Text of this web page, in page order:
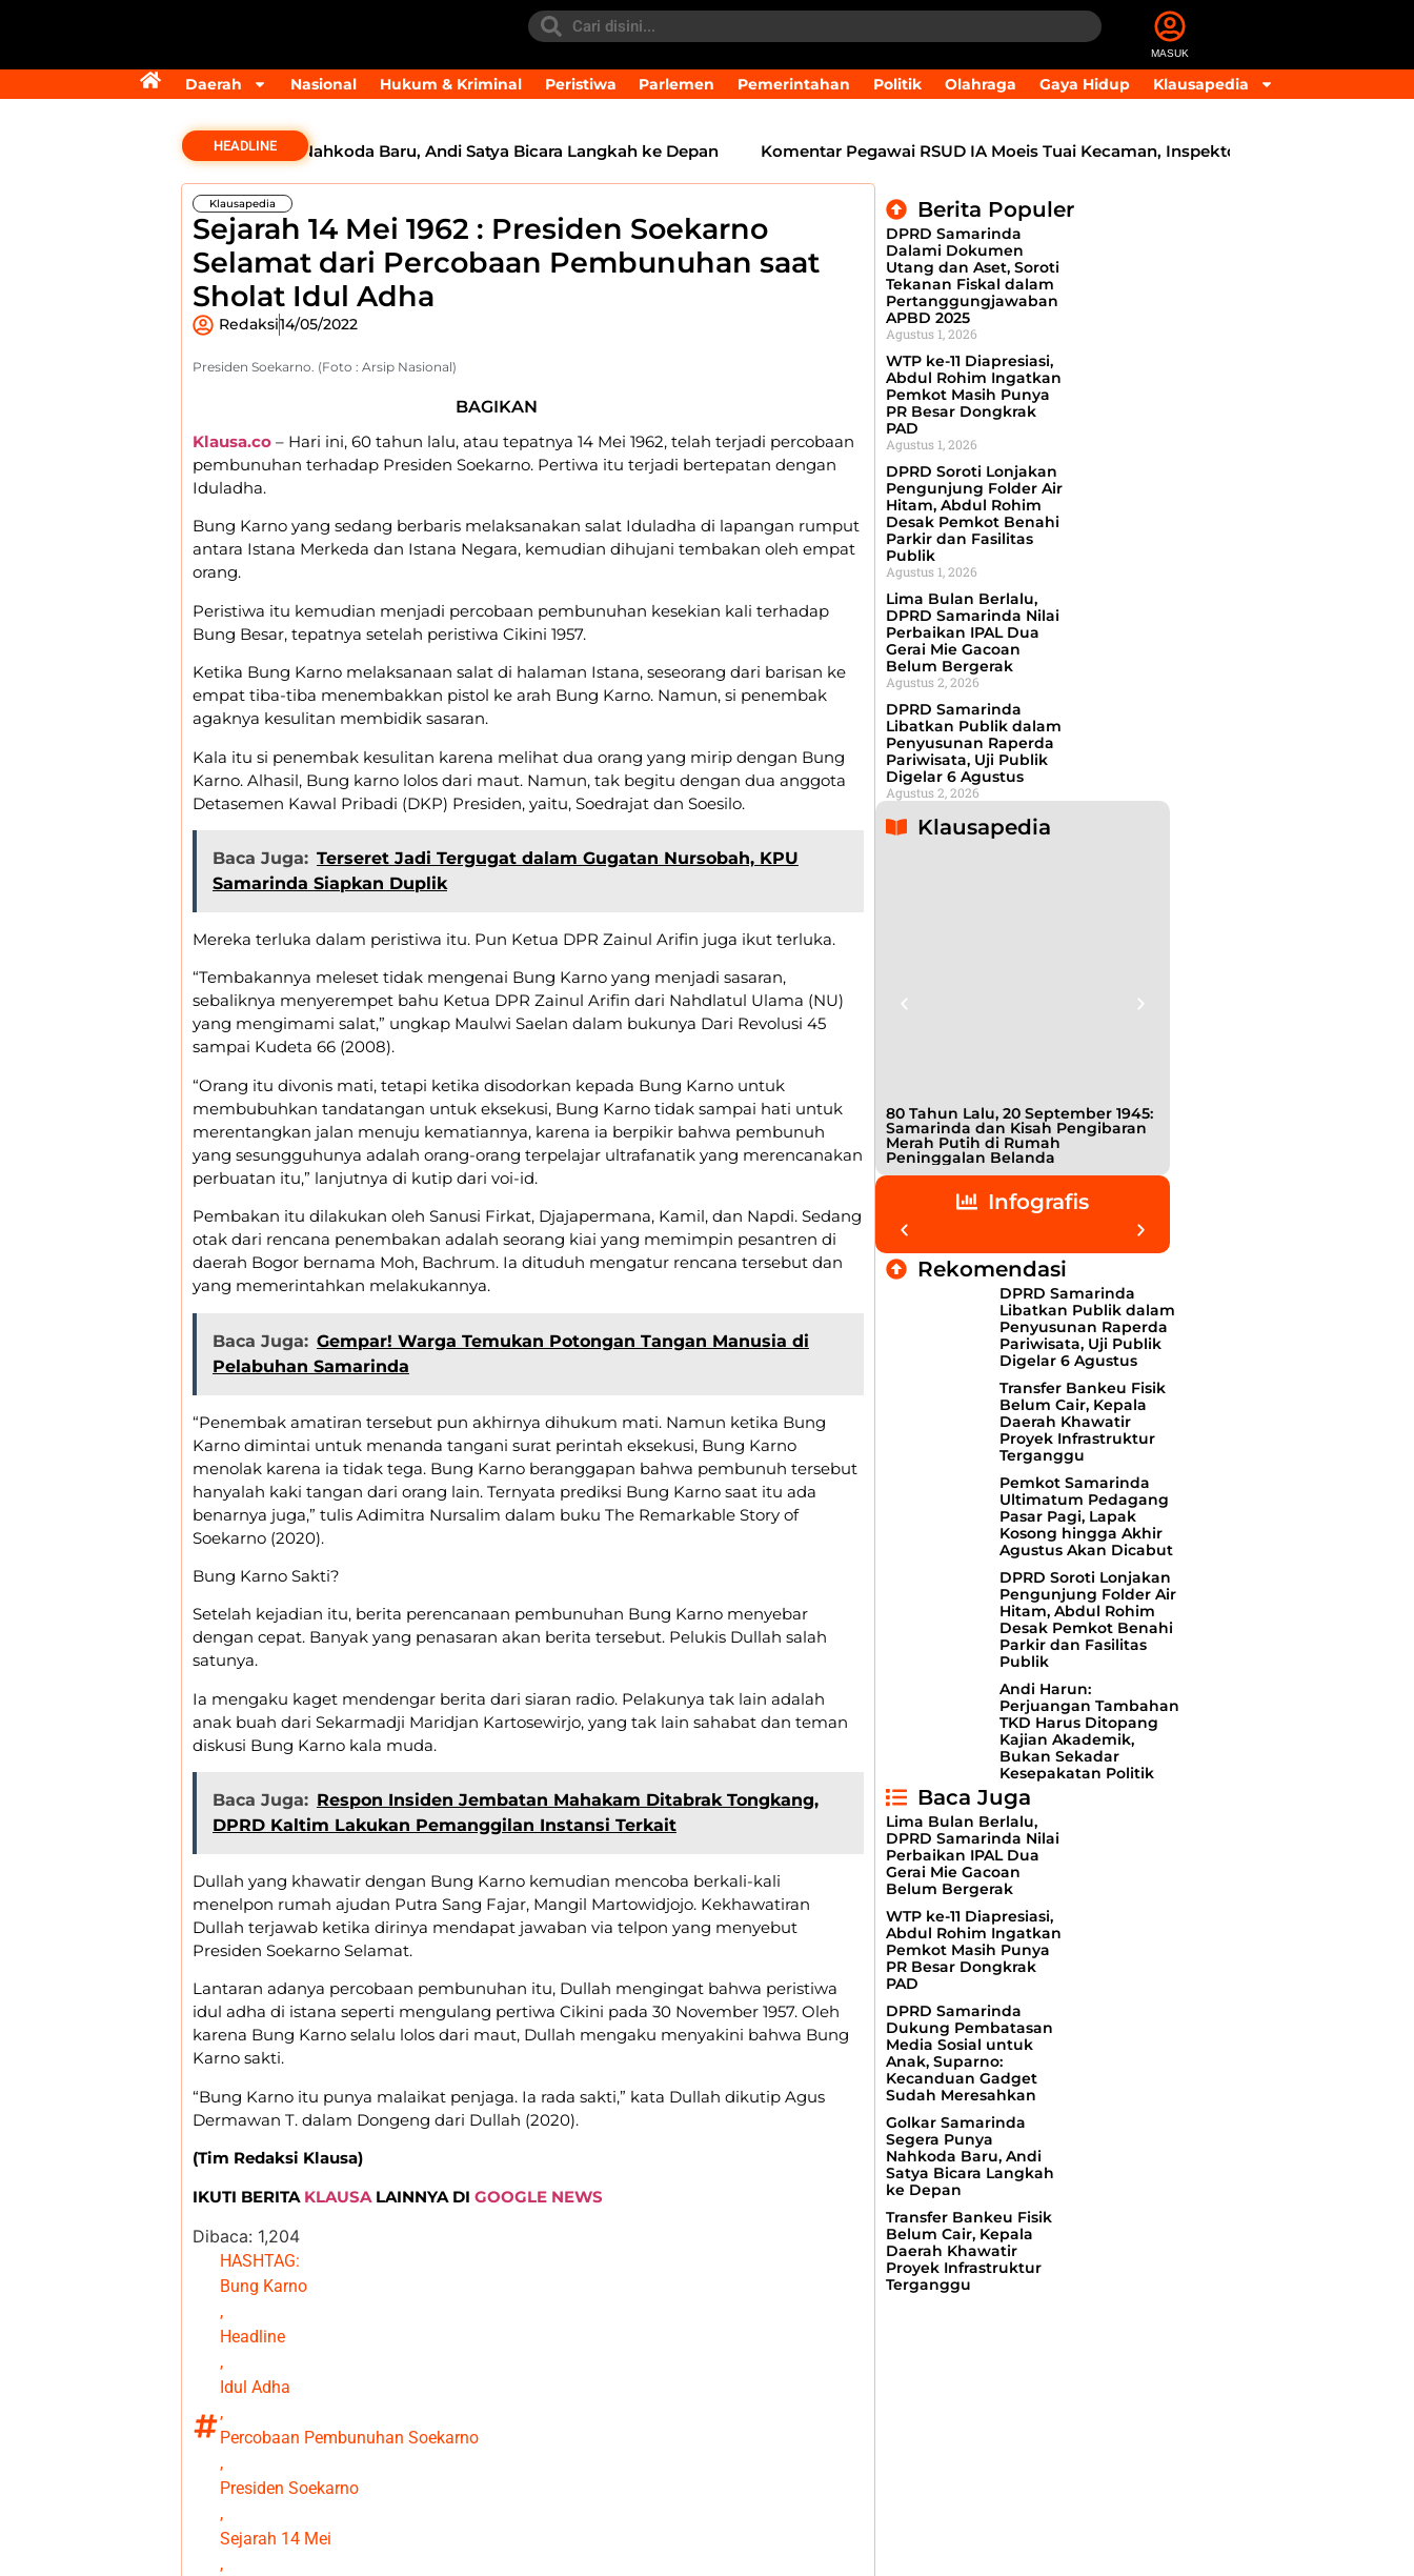
MASUK
Daerah Nasional Hukum & Kriminal Peristiwa Parlemen Pemerintahan Politik Olahraga Gaya Hidup Klausapedia
HEADLINE
Golkar Samarinda Segera Punya Nahkoda Baru, Andi Satya Bicara Langkah ke Depan Komentar Pegawai RSUD IA Moeis Tuai Kecaman, Inspektorat Siapkan Pendalaman
Klausapedia
Sejarah 14 Mei 1962 : Presiden Soekarno
Selamat dari Percobaan Pembunuhan saat
Sholat Idul Adha
Redaksi14/05/2022
Presiden Soekarno. (Foto : Arsip Nasional)
BAGIKAN
Klausa.co – Hari ini, 60 tahun lalu, atau tepatnya 14 Mei 1962, telah terjadi percobaan
pembunuhan terhadap Presiden Soekarno. Pertiwa itu terjadi bertepatan dengan
Iduladha.
Bung Karno yang sedang berbaris melaksanakan salat Iduladha di lapangan rumput
antara Istana Merkeda dan Istana Negara, kemudian dihujani tembakan oleh empat
orang.
Peristiwa itu kemudian menjadi percobaan pembunuhan kesekian kali terhadap
Bung Besar, tepatnya setelah peristiwa Cikini 1957.
Ketika Bung Karno melaksanaan salat di halaman Istana, seseorang dari barisan ke
empat tiba-tiba menembakkan pistol ke arah Bung Karno. Namun, si penembak
agaknya kesulitan membidik sasaran.
Kala itu si penembak kesulitan karena melihat dua orang yang mirip dengan Bung
Karno. Alhasil, Bung karno lolos dari maut. Namun, tak begitu dengan dua anggota
Detasemen Kawal Pribadi (DKP) Presiden, yaitu, Soedrajat dan Soesilo.
Baca Juga: Terseret Jadi Tergugat dalam Gugatan Nursobah, KPU
Samarinda Siapkan Duplik
Mereka terluka dalam peristiwa itu. Pun Ketua DPR Zainul Arifin juga ikut terluka.
“Tembakannya meleset tidak mengenai Bung Karno yang menjadi sasaran,
sebaliknya menyerempet bahu Ketua DPR Zainul Arifin dari Nahdlatul Ulama (NU)
yang mengimami salat,” ungkap Maulwi Saelan dalam bukunya Dari Revolusi 45
sampai Kudeta 66 (2008).
“Orang itu divonis mati, tetapi ketika disodorkan kepada Bung Karno untuk
membubuhkan tandatangan untuk eksekusi, Bung Karno tidak sampai hati untuk
merentangkan jalan menuju kematiannya, karena ia berpikir bahwa pembunuh
yang sesungguhunya adalah orang-orang terpelajar ultrafanatik yang merencanakan
perbuatan itu,” lanjutnya di kutip dari voi-id.
Pembakan itu dilakukan oleh Sanusi Firkat, Djajapermana, Kamil, dan Napdi. Sedang
otak dari rencana penembakan adalah seorang kiai yang memimpin pesantren di
daerah Bogor bernama Moh, Bachrum. Ia dituduh mengatur rencana tersebut dan
yang memerintahkan melakukannya.
Baca Juga: Gempar! Warga Temukan Potongan Tangan Manusia di
Pelabuhan Samarinda
“Penembak amatiran tersebut pun akhirnya dihukum mati. Namun ketika Bung
Karno dimintai untuk menanda tangani surat perintah eksekusi, Bung Karno
menolak karena ia tidak tega. Bung Karno beranggapan bahwa pembunuh tersebut
hanyalah kaki tangan dari orang lain. Ternyata prediksi Bung Karno saat itu ada
benarnya juga,” tulis Adimitra Nursalim dalam buku The Remarkable Story of
Soekarno (2020).
Bung Karno Sakti?
Setelah kejadian itu, berita perencanaan pembunuhan Bung Karno menyebar
dengan cepat. Banyak yang penasaran akan berita tersebut. Pelukis Dullah salah
satunya.
Ia mengaku kaget mendengar berita dari siaran radio. Pelakunya tak lain adalah
anak buah dari Sekarmadji Maridjan Kartosewirjo, yang tak lain sahabat dan teman
diskusi Bung Karno kala muda.
Baca Juga: Respon Insiden Jembatan Mahakam Ditabrak Tongkang,
DPRD Kaltim Lakukan Pemanggilan Instansi Terkait
Dullah yang khawatir dengan Bung Karno kemudian mencoba berkali-kali
menelpon rumah ajudan Putra Sang Fajar, Mangil Martowidjojo. Kekhawatiran
Dullah terjawab ketika dirinya mendapat jawaban via telpon yang menyebut
Presiden Soekarno Selamat.
Lantaran adanya percobaan pembunuhan itu, Dullah mengingat bahwa peristiwa
idul adha di istana seperti mengulang pertiwa Cikini pada 30 November 1957. Oleh
karena Bung Karno selalu lolos dari maut, Dullah mengaku menyakini bahwa Bung
Karno sakti.
“Bung Karno itu punya malaikat penjaga. Ia rada sakti,” kata Dullah dikutip Agus
Dermawan T. dalam Dongeng dari Dullah (2020).
(Tim Redaksi Klausa)
IKUTI BERITA KLAUSA LAINNYA DI GOOGLE NEWS
Dibaca: 1,204
HASHTAG:
Bung Karno
,
Headline
,
Idul Adha
,
Percobaan Pembunuhan Soekarno
,
Presiden Soekarno
,
Sejarah 14 Mei
,
Berita Populer
DPRD Samarinda
Dalami Dokumen
Utang dan Aset, Soroti
Tekanan Fiskal dalam
Pertanggungjawaban
APBD 2025
Agustus 1, 2026
WTP ke-11 Diapresiasi,
Abdul Rohim Ingatkan
Pemkot Masih Punya
PR Besar Dongkrak
PAD
Agustus 1, 2026
DPRD Soroti Lonjakan
Pengunjung Folder Air
Hitam, Abdul Rohim
Desak Pemkot Benahi
Parkir dan Fasilitas
Publik
Agustus 1, 2026
Lima Bulan Berlalu,
DPRD Samarinda Nilai
Perbaikan IPAL Dua
Gerai Mie Gacoan
Belum Bergerak
Agustus 2, 2026
DPRD Samarinda
Libatkan Publik dalam
Penyusunan Raperda
Pariwisata, Uji Publik
Digelar 6 Agustus
Agustus 2, 2026
Klausapedia
80 Tahun Lalu, 20 September 1945:
Samarinda dan Kisah Pengibaran
Merah Putih di Rumah
Peninggalan Belanda
Infografis
Rekomendasi
DPRD Samarinda
Libatkan Publik dalam
Penyusunan Raperda
Pariwisata, Uji Publik
Digelar 6 Agustus
Transfer Bankeu Fisik
Belum Cair, Kepala
Daerah Khawatir
Proyek Infrastruktur
Terganggu
Pemkot Samarinda
Ultimatum Pedagang
Pasar Pagi, Lapak
Kosong hingga Akhir
Agustus Akan Dicabut
DPRD Soroti Lonjakan
Pengunjung Folder Air
Hitam, Abdul Rohim
Desak Pemkot Benahi
Parkir dan Fasilitas
Publik
Andi Harun:
Perjuangan Tambahan
TKD Harus Ditopang
Kajian Akademik,
Bukan Sekadar
Kesepakatan Politik
Baca Juga
Lima Bulan Berlalu,
DPRD Samarinda Nilai
Perbaikan IPAL Dua
Gerai Mie Gacoan
Belum Bergerak
WTP ke-11 Diapresiasi,
Abdul Rohim Ingatkan
Pemkot Masih Punya
PR Besar Dongkrak
PAD
DPRD Samarinda
Dukung Pembatasan
Media Sosial untuk
Anak, Suparno:
Kecanduan Gadget
Sudah Meresahkan
Golkar Samarinda
Segera Punya
Nahkoda Baru, Andi
Satya Bicara Langkah
ke Depan
Transfer Bankeu Fisik
Belum Cair, Kepala
Daerah Khawatir
Proyek Infrastruktur
Terganggu